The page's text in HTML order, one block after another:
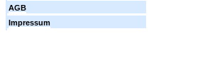
AGB
Impressum